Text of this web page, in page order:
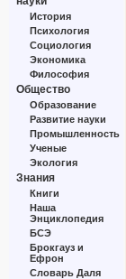
История
Психология
Социология
Экономика
Философия
Общество
Образование
Развитие науки
Промышленность
Ученые
Экология
Знания
Книги
Наша
Энциклопедия
БСЭ
Брокгауз и
Ефрон
Словарь Даля